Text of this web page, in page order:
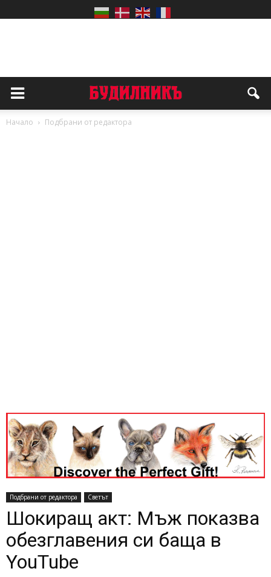
Начало Подбрани от редактора
Подбрани от редактора Светът
Шокиращ акт: Мъж показва
обезглавения си баща в
YouTube